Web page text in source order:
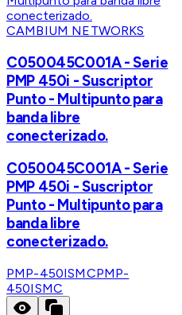
CAMBIUM NETWORKS
C050045C001A - Serie
PMP 450i - Suscriptor
Punto - Multipunto para
banda libre
conecterizado.
C050045C001A - Serie
PMP 450i - Suscriptor
Punto - Multipunto para
banda libre
conecterizado.
PMP-450ISMCPMP-
450ISMC